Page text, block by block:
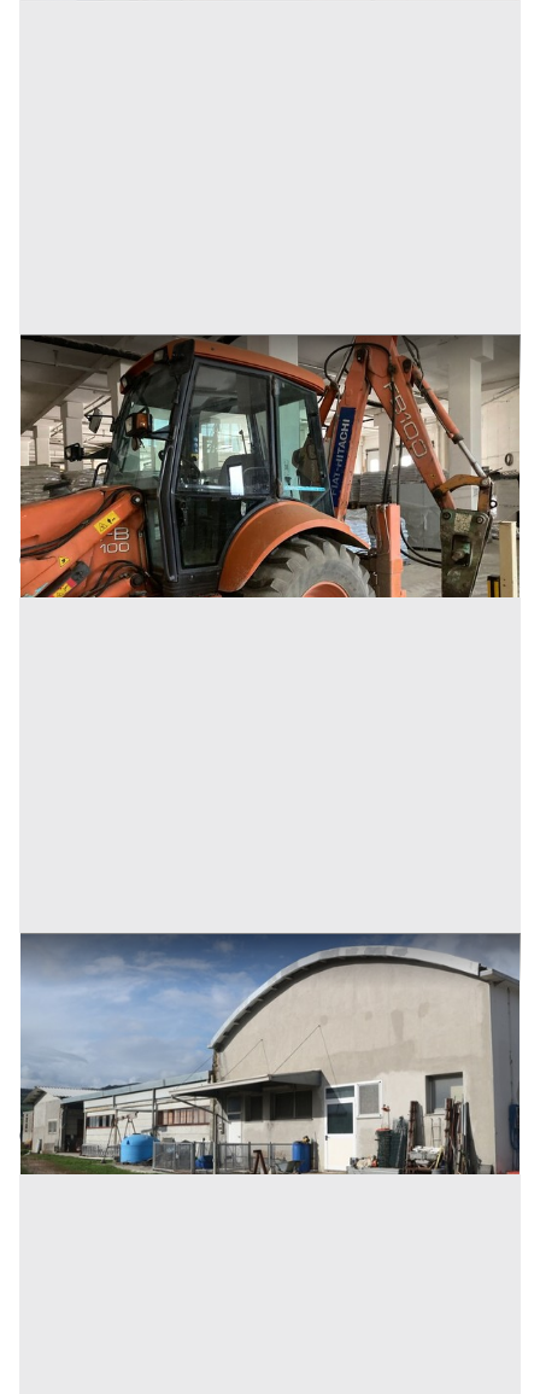
1#8054 Cessione di azienda operante nel settore
movimento terra e lavori edili stradali
Inserito il: 31/05/2024
Cagli (Pesaro e Urbino)
Annuncio scaduto
Prezzo
177.000 €
Codice annuncio:2035553750
1#4909 Cessione di azienda agricola
Inserito il: 29/03/2024
Tavoleto
(Pesaro e Urbino)
Annuncio scaduto
Prezzo
Codice annuncio:25297947